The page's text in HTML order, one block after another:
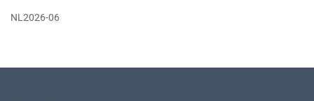
NL2026-06